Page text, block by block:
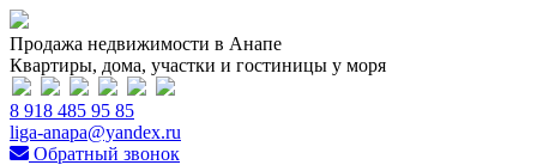
Продажа недвижимости в Анапе
Квартиры, дома, участки и гостиницы у моря
8 918 485 95 85
liga-anapa@yandex.ru
Обратный звонок